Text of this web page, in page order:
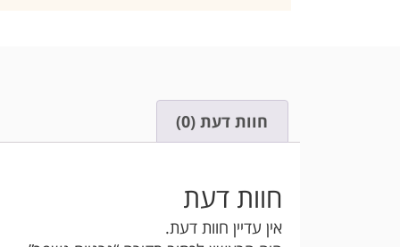
חוות דעת (0)
חוות דעת
אין עדיין חוות דעת.